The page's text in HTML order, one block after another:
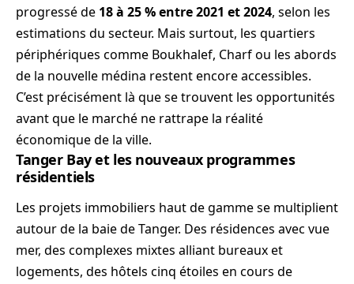
progressé de 18 à 25 % entre 2021 et 2024, selon les
estimations du secteur. Mais surtout, les quartiers
périphériques comme Boukhalef, Charf ou les abords
de la nouvelle médina restent encore accessibles.
C’est précisément là que se trouvent les opportunités
avant que le marché ne rattrape la réalité
économique de la ville.
Tanger Bay et les nouveaux programmes
résidentiels
Les projets immobiliers haut de gamme se multiplient
autour de la baie de Tanger. Des résidences avec vue
mer, des complexes mixtes alliant bureaux et
logements, des hôtels cinq étoiles en cours de